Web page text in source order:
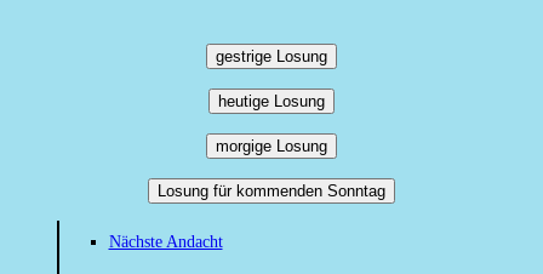
gestrige Losung
heutige Losung
morgige Losung
Losung für kommenden Sonntag
Nächste Andacht